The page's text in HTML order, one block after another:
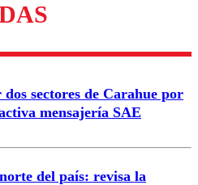
Enviar comentario
sectores de Carahue por
mensajería SAE
del país: revisa la